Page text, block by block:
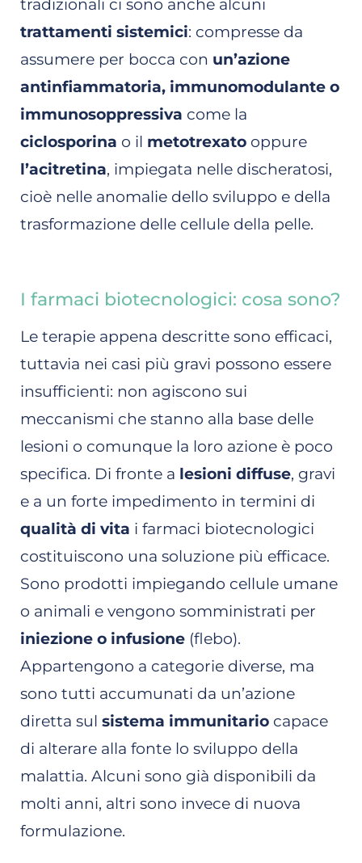
tradizionali ci sono anche alcuni
trattamenti sistemici: compresse da
assumere per bocca con un’azione
antinfiammatoria, immunomodulante o
immunosoppressiva come la
ciclosporina o il metotrexato oppure
l’acitretina, impiegata nelle discheratosi,
cioè nelle anomalie dello sviluppo e della
trasformazione delle cellule della pelle.
I farmaci biotecnologici: cosa sono?
Le terapie appena descritte sono efficaci,
tuttavia nei casi più gravi possono essere
insufficienti: non agiscono sui
meccanismi che stanno alla base delle
lesioni o comunque la loro azione è poco
specifica. Di fronte a lesioni diffuse, gravi
e a un forte impedimento in termini di
qualità di vita i farmaci biotecnologici
costituiscono una soluzione più efficace.
Sono prodotti impiegando cellule umane
o animali e vengono somministrati per
iniezione o infusione (flebo).
Appartengono a categorie diverse, ma
sono tutti accumunati da un’azione
diretta sul sistema immunitario capace
di alterare alla fonte lo sviluppo della
malattia. Alcuni sono già disponibili da
molti anni, altri sono invece di nuova
formulazione.